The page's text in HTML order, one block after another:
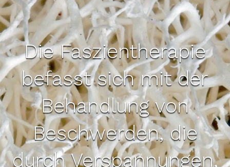
Die Faszientherapie
befasst sich mit der
Behandlung von
Beschwerden, die
durch Verspannungen,